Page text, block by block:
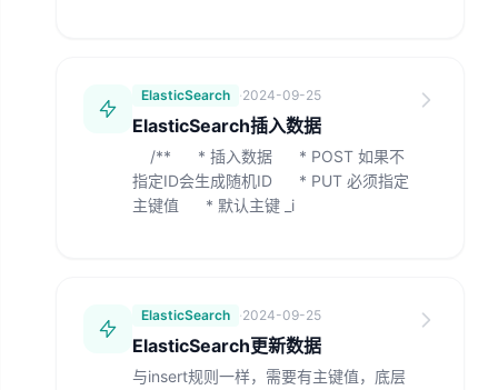
ElasticSearch ·2024-09-25
ElasticSearch插入数据
/** * 插入数据 * POST 如果不
指定ID会生成随机ID * PUT 必须指定
主键值 * 默认主键 _i
ElasticSearch ·2024-09-25
ElasticSearch更新数据
与insert规则一样，需要有主键值，底层